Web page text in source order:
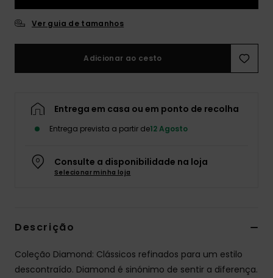
Ver guia de tamanhos
Adicionar ao cesto
Entrega em casa ou em ponto de recolha
Entrega prevista a partir de12 Agosto
Consulte a disponibilidade na loja
Selecionar minha loja
Descrição
Coleção Diamond: Clássicos refinados para um estilo
descontraído. Diamond é sinónimo de sentir a diferença.